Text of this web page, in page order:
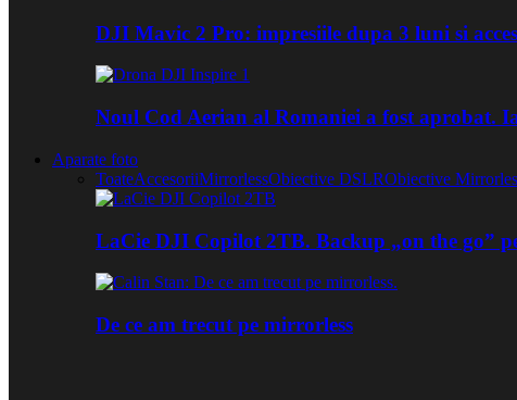
DJI Mavic 2 Pro: impresiile dupa 3 luni si
Noul Cod Aerian al Romaniei a fost aprobat.
Aparate foto
ToateAccesoriiMirrorlessObiective DSLRObiective
LaCie DJI Copilot 2TB. Backup „on the go”
De ce am trecut pe mirrorless